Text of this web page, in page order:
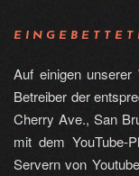
Auf einigen unserer
Betreiber der
Cherry Ave., San
mit dem YouTube-
Servern von